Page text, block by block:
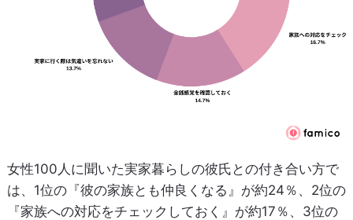
女性100人に聞いた実家暮らしの彼氏との付き合い方で
は、1位の『彼の家族とも仲良くなる』が約24％、2位の
『家族への対応をチェックしておく』が約17％、3位の